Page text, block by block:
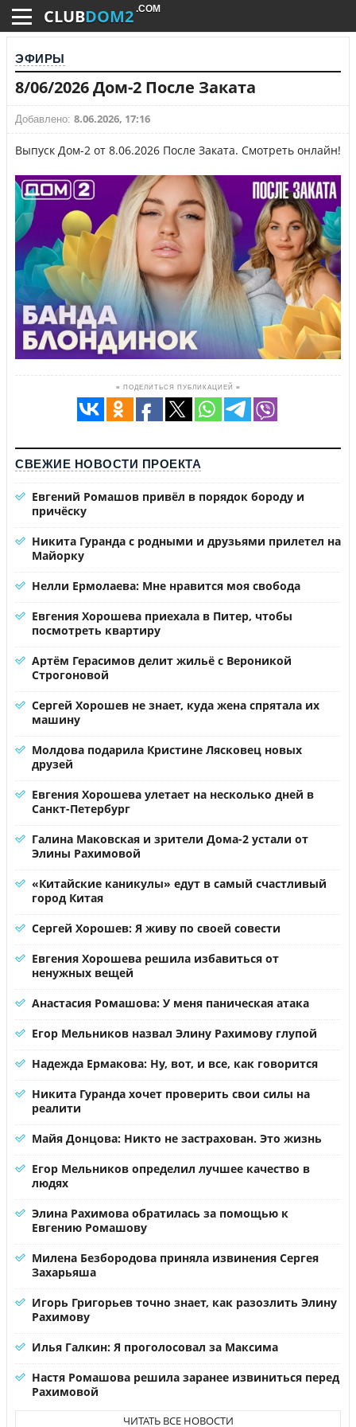
CLUBDOM2 .COM
ЭФИРЫ
8/06/2026 Дом-2 После Заката
Добавлено: 8.06.2026, 17:16
Выпуск Дом-2 от 8.06.2026 После Заката. Смотреть онлайн!
≡ ПОДЕЛИТЬСЯ ПУБЛИКАЦИЕЙ ≡
СВЕЖИЕ НОВОСТИ ПРОЕКТА
Евгений Ромашов привёл в порядок бороду и
причёску
Никита Гуранда с родными и друзьями прилетел на
Майорку
Нелли Ермолаева: Мне нравится моя свобода
Евгения Хорошева приехала в Питер, чтобы
посмотреть квартиру
Артём Герасимов делит жильё с Вероникой
Строгоновой
Сергей Хорошев не знает, куда жена спрятала их
машину
Молдова подарила Кристине Лясковец новых
друзей
Евгения Хорошева улетает на несколько дней в
Санкт-Петербург
Галина Маковская и зрители Дома-2 устали от
Элины Рахимовой
«Китайские каникулы» едут в самый счастливый
город Китая
Сергей Хорошев: Я живу по своей совести
Евгения Хорошева решила избавиться от
ненужных вещей
Анастасия Ромашова: У меня паническая атака
Егор Мельников назвал Элину Рахимову глупой
Надежда Ермакова: Ну, вот, и все, как говорится
Никита Гуранда хочет проверить свои силы на
реалити
Майя Донцова: Никто не застрахован. Это жизнь
Егор Мельников определил лучшее качество в
людях
Элина Рахимова обратилась за помощью к
Евгению Ромашову
Милена Безбородова приняла извинения Сергея
Захарьяша
Игорь Григорьев точно знает, как разозлить Элину
Рахимову
Илья Галкин: Я проголосовал за Максима
Настя Ромашова решила заранее извиниться перед
Рахимовой
ЧИТАТЬ ВСЕ НОВОСТИ